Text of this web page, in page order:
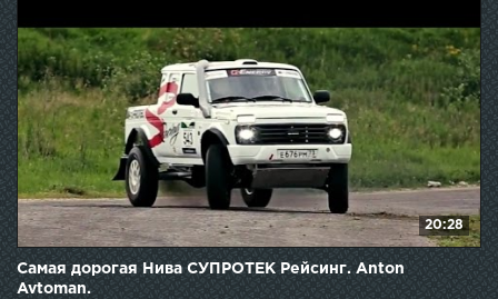
20:28
Самая дорогая Нива СУПРОТЕК Рейсинг. Anton
Avtoman.